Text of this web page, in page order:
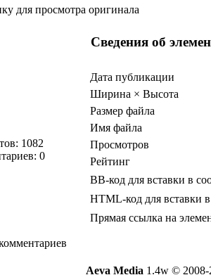
для просмотра оригинала
Сведения об
1082
0
Дата публикации
Ширина × Высота
Размер файла
Имя файла
Просмотров
Рейтинг
BB-код для вставки в
HTML-код для вставки
Прямая ссылка на
Aeva Media 1.4w ©